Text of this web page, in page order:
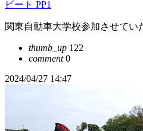
ビート PP1
関東自動車大学校参加させてい
thumb_up 122
comment0
2024/04/27 14:47